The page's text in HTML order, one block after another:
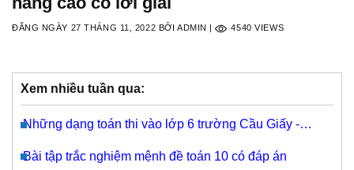
ĐĂNG NGÀY 27 THÁNG 11, 2022 BỞI ADMIN | 4540 VIEWS
Xem nhiều tuần qua:
Những dạng toán thi vào lớp 6 trường Cầu Giấy -
Bài tập trắc nghiệm mệnh đề toán 10 có đáp án